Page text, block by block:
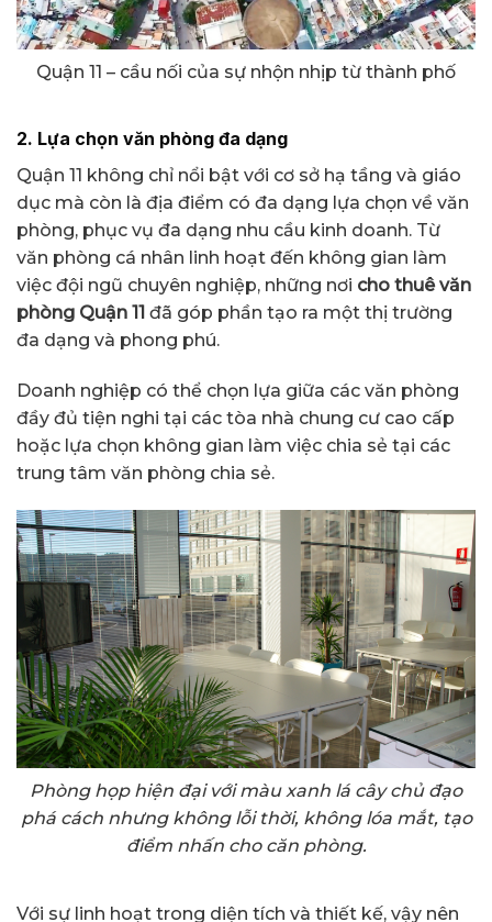
Quận 11 – cầu nối của sự nhộn nhịp từ thành phố
2. Lựa chọn văn phòng đa dạng
Quận 11 không chỉ nổi bật với cơ sở hạ tầng và giáo
dục mà còn là địa điểm có đa dạng lựa chọn về văn
phòng, phục vụ đa dạng nhu cầu kinh doanh. Từ
văn phòng cá nhân linh hoạt đến không gian làm
việc đội ngũ chuyên nghiệp, những nơi cho thuê văn
phòng Quận 11 đã góp phần tạo ra một thị trường
đa dạng và phong phú.
Doanh nghiệp có thể chọn lựa giữa các văn phòng
đầy đủ tiện nghi tại các tòa nhà chung cư cao cấp
hoặc lựa chọn không gian làm việc chia sẻ tại các
trung tâm văn phòng chia sẻ.
Phòng họp hiện đại với màu xanh lá cây chủ đạo
phá cách nhưng không lỗi thời, không lóa mắt, tạo
điểm nhấn cho căn phòng.
Với sự linh hoạt trong diện tích và thiết kế, vậy nên